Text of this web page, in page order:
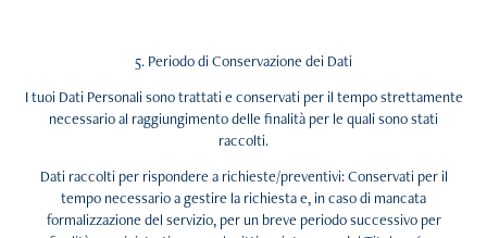
5. Periodo di Conservazione dei Dati
I tuoi Dati Personali sono trattati e conservati per il tempo strettamente
necessario al raggiungimento delle finalità per le quali sono stati
raccolti.
Dati raccolti per rispondere a richieste/preventivi: Conservati per il
tempo necessario a gestire la richiesta e, in caso di mancata
formalizzazione del servizio, per un breve periodo successivo per